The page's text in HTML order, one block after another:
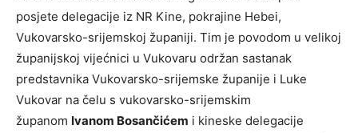
posjete delegacije iz NR Kine, pokrajine Hebei,
Vukovarsko-srijemskoj županiji. Tim je povodom u velikoj
županijskoj vijećnici u Vukovaru održan sastanak
predstavnika Vukovarsko-srijemske županije i Luke
Vukovar na čelu s vukovarsko-srijemskim
županom Ivanom Bosančićem i kineske delegacije